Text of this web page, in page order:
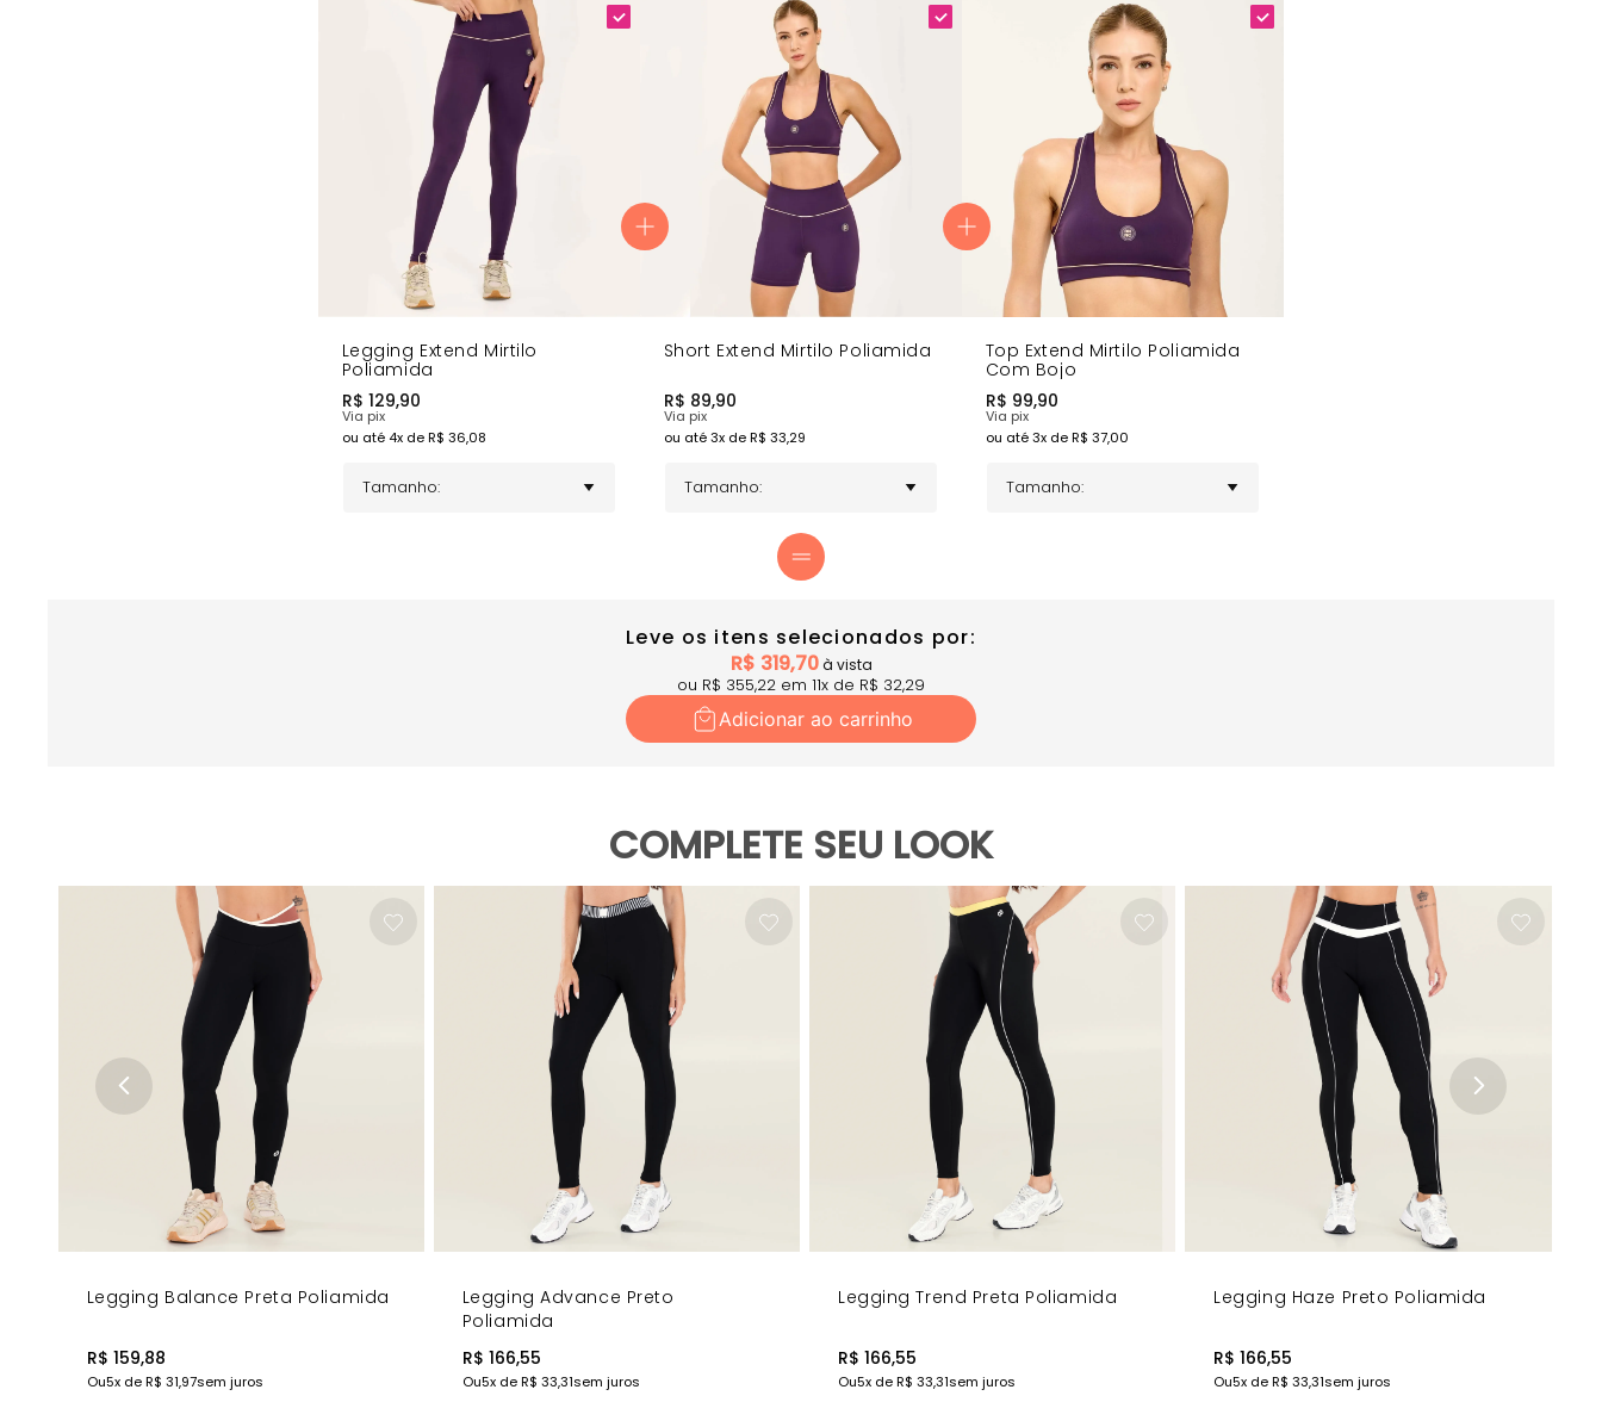
Cós em "V" Frente e Costas - Realça a cintura e o bumbum
Detalhes Estratégicos - Efeito visual que alonga a silhueta
Tag Personalizada - Selo de qualidade Donna Carioca
Costuras Reforçadas - Durabilidade superior
Perfeita para academia, yoga e looks casuais elegantes.
- Combine com o Top Extend Mirtilo!
Legging Extend Mirtilo
Poliamida
R$ 129,90
Via pix
ou até 4x de R$ 36,08
Short Extend Mirtilo Poliamida
R$ 89,90
Via pix
ou até3x de R$ 33,29
Top Extend Mirtilo Poliamida
Com Bojo
R$ 99,90
Via pix
ou até3x de R$ 37,00
Leve os itens selecionados por:
R$ 319,70à vista
ou R$ 355,22 em 11x de R$ 32,29
Adicionar ao carrinho
COMPLETE SEU LOOK
Legging Balance Preta Poliamida
R$ 159,88
Ou5x deR$ 31,97sem juros
Legging Advance Preto
Poliamida
R$ 166,55
Ou5x deR$ 33,31sem juros
Legging Trend Preta Poliamida
R$ 166,55
Ou5x deR$ 33,31sem juros
Legging Haze Preto Poliamida
R$ 166,55
Ou5x deR$ 33,31sem juros